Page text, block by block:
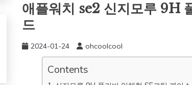
애플워치 se2 신지모루 9H
드
2024-01-24 ohcoolcool
Contents